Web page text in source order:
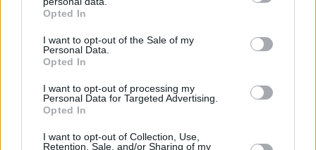
grant or deny consent to Google and its third-party tags to
use your data for below specified purposes in below Google
consent section.
Opted In
I want to opt-out of the Sale of my
Personal Data.
Opted In
I want to opt-out of processing my
Personal Data for Targeted Advertising.
Opted In
I want to opt-out of Collection, Use,
Retention, Sale, and/or Sharing of my
Μέσι σε εντυπωσιακή εμφάνιση με 3 ασίστ
Κράζεις, θαυμάζεις - Ξεπούλησε αυτό το αυτοκίνητο
πριν 7 λεπτά
Ιλαρά: Ακριβό το τίμημα της χαμηλής εμβολιαστικής
κάλυψης στις ΗΠΑ – Κάθε κρούσμα κοστίζει πάνω από
53.000 δολάρια
πριν 15 λεπτά